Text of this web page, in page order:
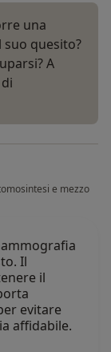
una
suo quesito?
A
e mezzo
Il
il
evitare
affidabile.